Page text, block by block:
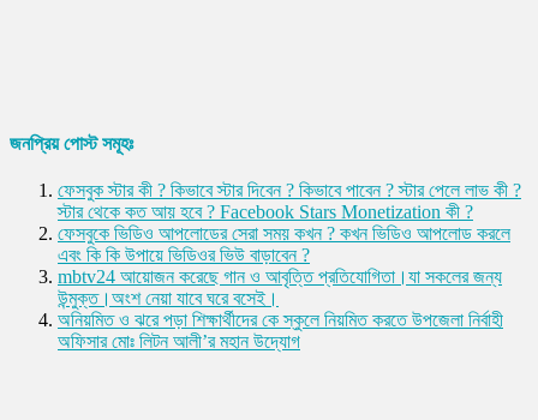
জনপ্রিয় পোস্ট সমূহঃ
ফেসবুক স্টার কী ? কিভাবে স্টার দিবেন ? কিভাবে পাবেন ? স্টার পেলে লাভ কী ?
স্টার থেকে কত আয় হবে ? Facebook Stars Monetization কী ?
ফেসবুকে ভিডিও আপলোডের সেরা সময় কখন ? কখন ভিডিও আপলোড করলে
এবং কি কি উপায়ে ভিডিওর ভিউ বাড়াবেন ?
mbtv24 আয়োজন করেছে গান ও আবৃত্তি প্রতিযোগিতা।যা সকলের জন্য
উন্মুক্ত।অংশ নেয়া যাবে ঘরে বসেই।
অনিয়মিত ও ঝরে পড়া শিক্ষার্থীদের কে স্কুলে নিয়মিত করতে উপজেলা নির্বাহী
অফিসার মোঃ লিটন আলী’র মহান উদ্যোগ